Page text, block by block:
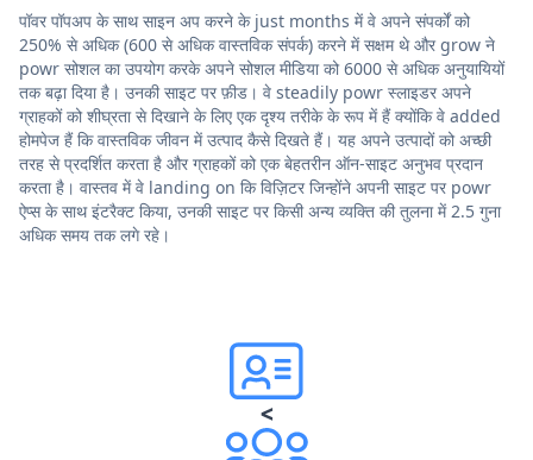
पॉवर पॉपअप के साथ साइन अप करने के just months में वे अपने संपर्कों को
250% से अधिक (600 से अधिक वास्तविक संपर्क) करने में सक्षम थे और grow ने
powr सोशल का उपयोग करके अपने सोशल मीडिया को 6000 से अधिक अनुयायियों
तक बढ़ा दिया है। उनकी साइट पर फ़ीड। वे steadily powr स्लाइडर अपने
ग्राहकों को शीघ्रता से दिखाने के लिए एक दृश्य तरीके के रूप में हैं क्योंकि वे added
होमपेज हैं कि वास्तविक जीवन में उत्पाद कैसे दिखते हैं। यह अपने उत्पादों को अच्छी
तरह से प्रदर्शित करता है और ग्राहकों को एक बेहतरीन ऑन-साइट अनुभव प्रदान
करता है। वास्तव में वे landing on कि विज़िटर जिन्होंने अपनी साइट पर powr
ऐप्स के साथ इंटरैक्ट किया, उनकी साइट पर किसी अन्य व्यक्ति की तुलना में 2.5 गुना
अधिक समय तक लगे रहे।
<